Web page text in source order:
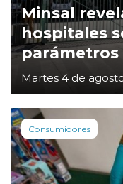
Minsal
hospitales
parámetros
Martes 4 de
Consumidores